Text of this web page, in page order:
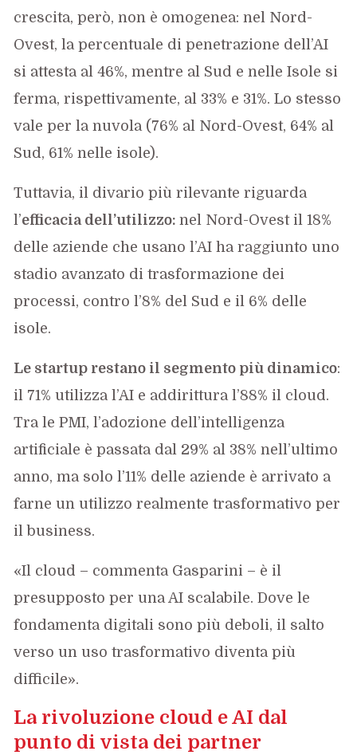
crescita, però, non è omogenea: nel Nord-
Ovest, la percentuale di penetrazione dell’AI
si attesta al 46%, mentre al Sud e nelle Isole si
ferma, rispettivamente, al 33% e 31%. Lo stesso
vale per la nuvola (76% al Nord-Ovest, 64% al
Sud, 61% nelle isole).
Tuttavia, il divario più rilevante riguarda
l’efficacia dell’utilizzo:nel Nord-Ovest il 18%
delle aziende che usano l’AI ha raggiunto uno
stadio avanzato di trasformazione dei
processi, contro l’8% del Sud e il 6% delle
isole.
Le startup restano il segmento più dinamico:
il 71% utilizza l’AI e addirittura l’88% il cloud.
Tra le PMI, l’adozione dell’intelligenza
artificiale è passata dal 29% al 38% nell’ultimo
anno, ma solo l’11% delle aziende è arrivato a
farne un utilizzo realmente trasformativo per
il business.
«Il cloud – commenta Gasparini – è il
presupposto per una AI scalabile. Dove le
fondamenta digitali sono più deboli, il salto
verso un uso trasformativo diventa più
difficile».
La rivoluzione cloud e AI dal
punto di vista dei partner